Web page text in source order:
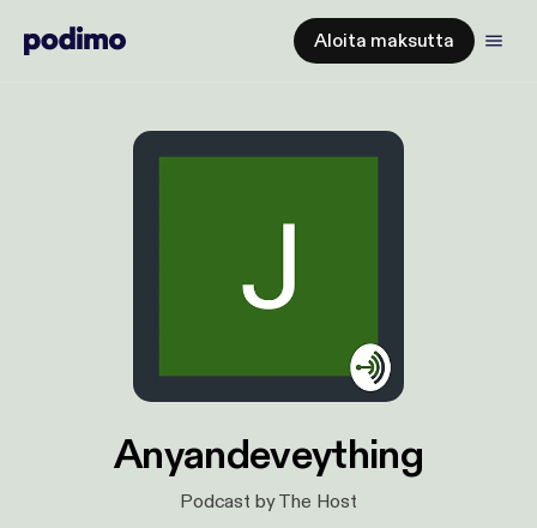
Aloita maksutta
Anyandeveything
Podcast by The Host